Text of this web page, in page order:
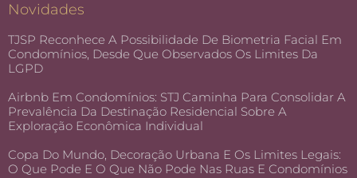
Novidades
TJSP Reconhece A Possibilidade De Biometria Facial Em
Condomínios, Desde Que Observados Os Limites Da
LGPD
Airbnb Em Condomínios: STJ Caminha Para Consolidar A
Prevalência Da Destinação Residencial Sobre A
Exploração Econômica Individual
Copa Do Mundo, Decoração Urbana E Os Limites Legais:
O Que Pode E O Que Não Pode Nas Ruas E Condomínios